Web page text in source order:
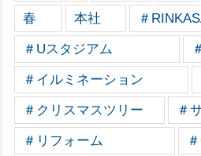
春 本社 ＃
＃Uスタジアム
＃イルミネーション
＃クリスマスツリー ＃
＃リフォーム